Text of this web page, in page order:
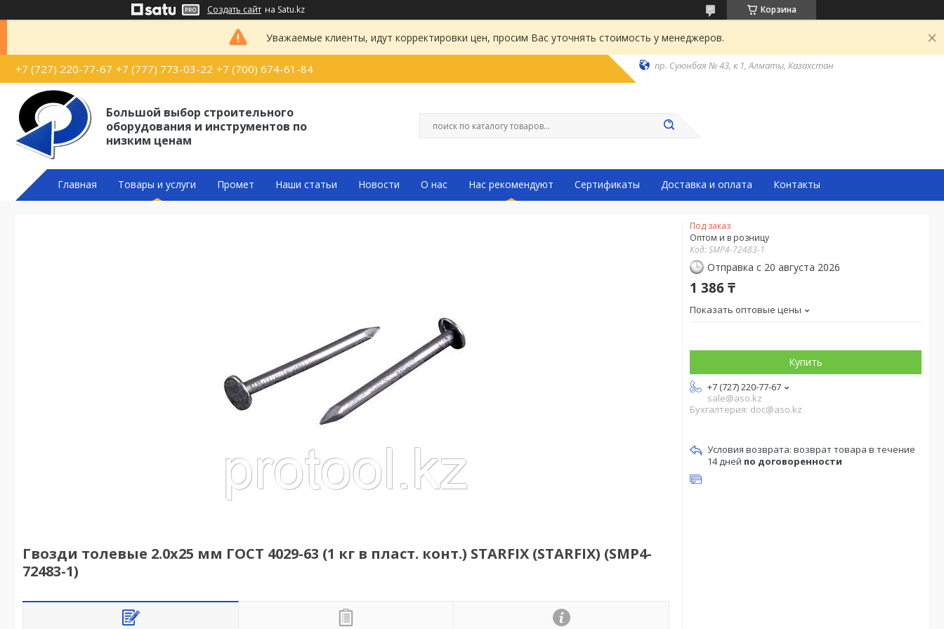
Создать сайт на Satu.kz Корзина
Уважаемые клиенты, идут корректировки цен, просим Вас уточнять стоимость у менеджеров.
+7 (727) 220-77-67 +7 (777) 773-03-22 +7 (700) 674-61-84 пр. Суюнбая № 43, к 1, Алматы, Казахстан
Большой выбор строительного
оборудования и инструментов по
низким ценам
Главная Товары и услуги Промет Наши статьи Новости О нас Нас рекомендуют Сертификаты Доставка и оплата Контакты
Гвозди толевые 2.0х25 мм ГОСТ 4029-63 (1 кг в пласт. конт.) STARFIX (STARFIX) (SMP4-
72483-1)
Под заказ
Оптом и в розницу
Код:SMP4-72483-1
Отправка с 20 августа 2026
1 386 ₸
Показать оптовые цены
Купить
+7 (727) 220-77-67
sale@aso.kz
Бухгалтерия: doc@aso.kz
возврат товара в течение
14 дней по договоренности